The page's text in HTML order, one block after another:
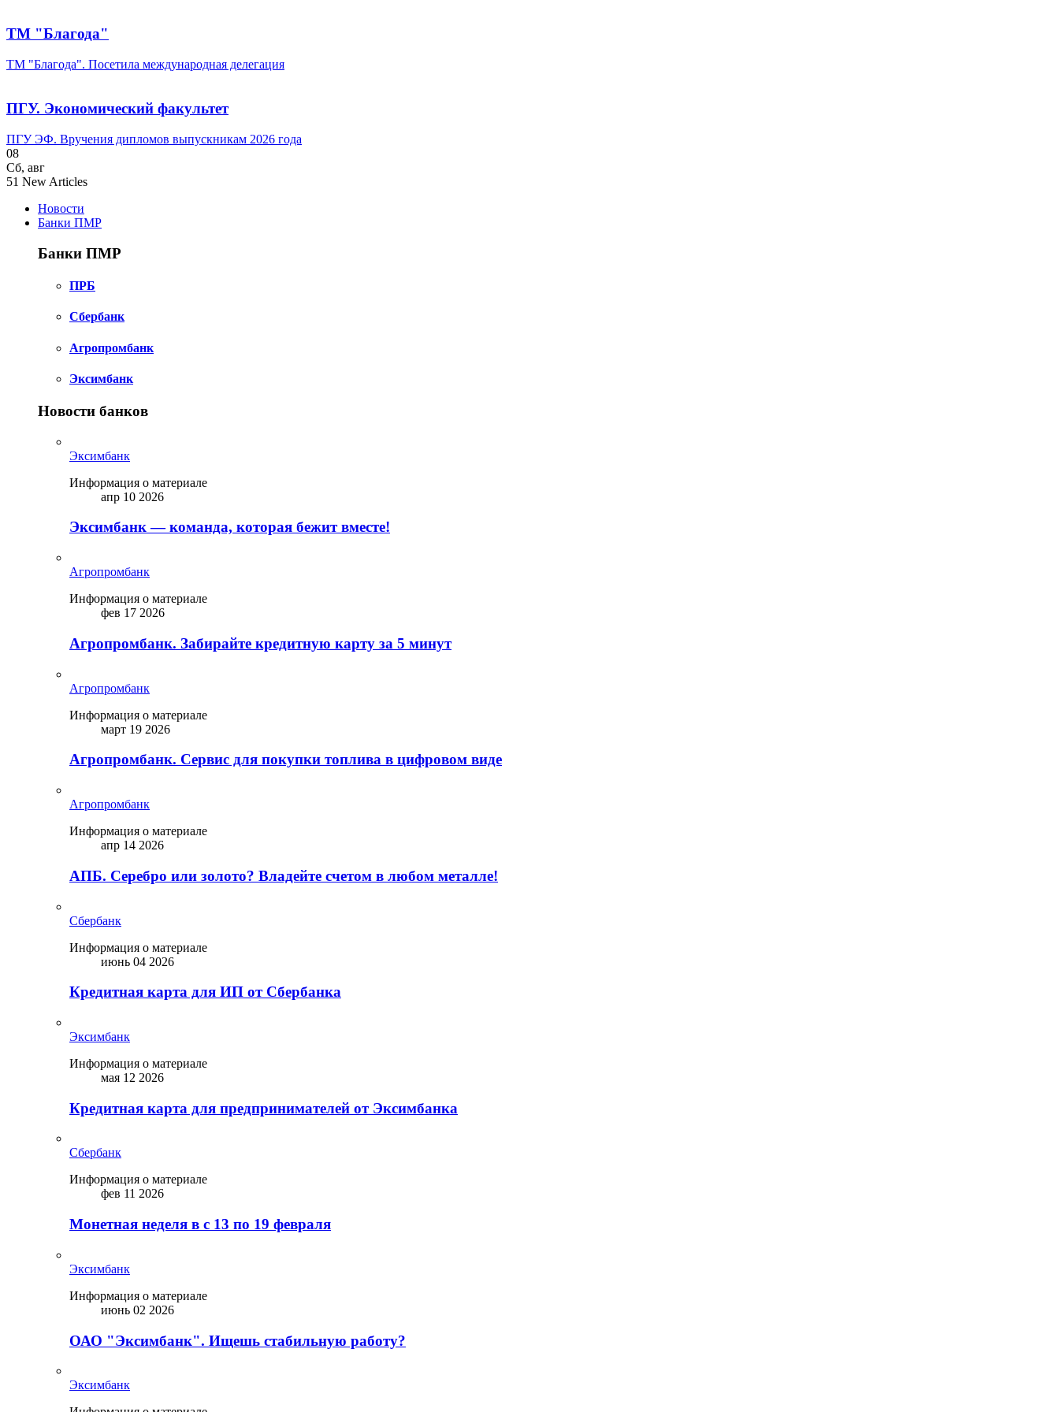
ТМ "Благода"
ТМ "Благода". Посетила международная делегация
ПГУ. Экономический факультет
ПГУ ЭФ. Вручения дипломов выпускникам 2026 года
08
Сб, авг
51 New Articles
Новости
Банки ПМР
Банки ПМР
ПРБ
Сбербанк
Агропромбанк
Эксимбанк
Новости банков
Эксимбанк
Информация о материале
апр 10 2026
Эксимбанк — команда, которая бежит вместе!
Агропромбанк
Информация о материале
фев 17 2026
Агропромбанк. Забирайте кредитную карту за 5 минут
Агропромбанк
Информация о материале
март 19 2026
Агропромбанк. Сервис для покупки топлива в цифровом виде
Агропромбанк
Информация о материале
апр 14 2026
АПБ. Серебро или золото? Владейте счетом в любом металле!
Сбербанк
Информация о материале
июнь 04 2026
Кредитная карта для ИП от Сбербанка
Эксимбанк
Информация о материале
мая 12 2026
Кредитная карта для предпринимателей от Эксимбанка
Сбербанк
Информация о материале
фев 11 2026
Монетная неделя в с 13 по 19 февраля
Эксимбанк
Информация о материале
июнь 02 2026
ОАО "Эксимбанк". Ищешь стабильную работу?
Эксимбанк